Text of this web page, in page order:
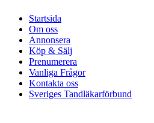
Startsida
Om oss
Annonsera
Köp & Sälj
Prenumerera
Vanliga Frågor
Kontakta oss
Sveriges Tandläkarförbund